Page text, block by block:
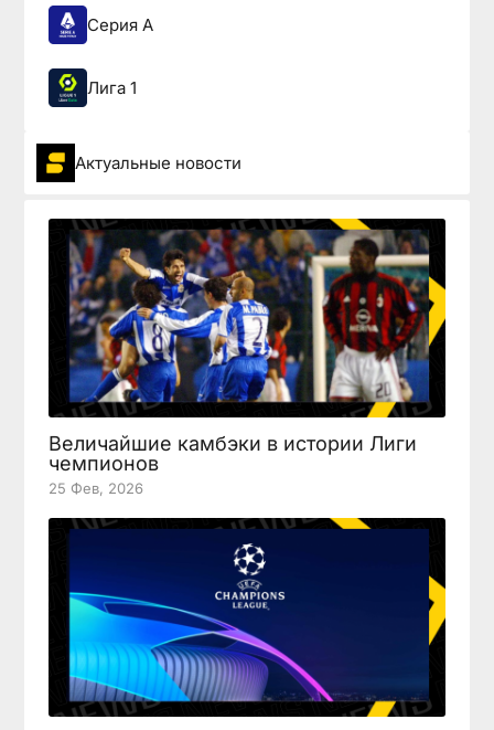
Серия А
Лига 1
Актуальные новости
Величайшие камбэки в истории Лиги
чемпионов
25 Фев, 2026